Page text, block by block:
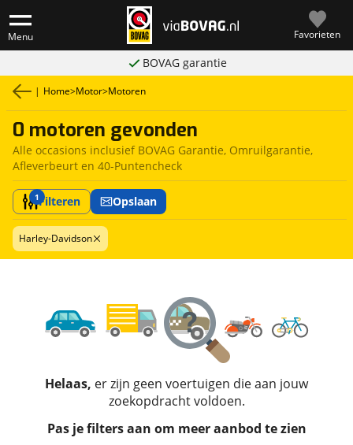
Menu Favorieten
BOVAG garantie
| Home>Motor>Motoren
0 motoren gevonden
Alle occasions inclusief BOVAG Garantie, Omruilgarantie,
Afleverbeurt en 40-Puntencheck
1Filteren Opslaan
Harley-Davidson
Helaas, er zijn geen voertuigen die aan jouw
zoekopdracht voldoen.
Pas je filters aan om meer aanbod te zien